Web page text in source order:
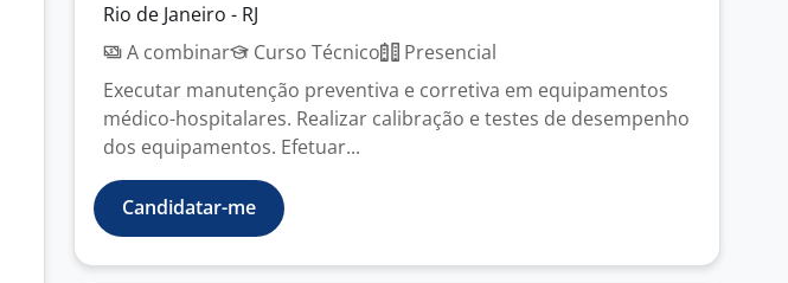
Rio de Janeiro - RJ
A combinar
Curso Técnico
Presencial
Executar manutenção preventiva e corretiva em equipamentos
médico-hospitalares. Realizar calibração e testes de desempenho
dos equipamentos. Efetuar...
Candidatar-me